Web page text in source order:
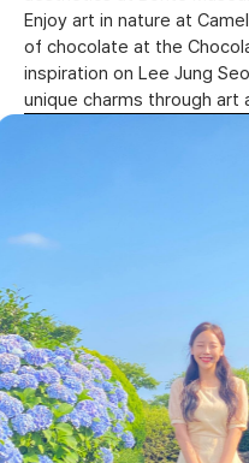
Enjoy art in nature at
of chocolate at the
inspiration on Lee Jung
unique charms through art